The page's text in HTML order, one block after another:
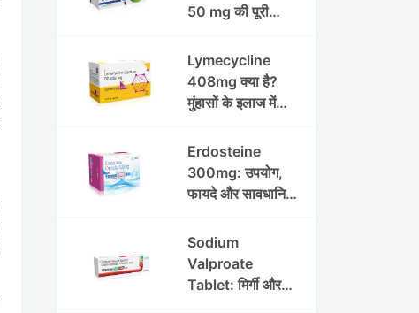
50 mg की पूरी
Lymecycline
408mg क्या है?
मुंहासों के इलाज में
इफेक्ट्स और पूरी
जानकारी
Erdosteine
300mg: उपयोग,
फायदे और सावधानियां
Sodium
Valproate
Tablet: मिर्गी और